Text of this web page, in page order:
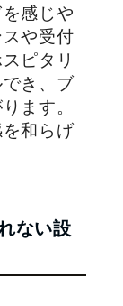
感じや
や受付
ピタリ
き、ブ
ます。
和らげ
ない設